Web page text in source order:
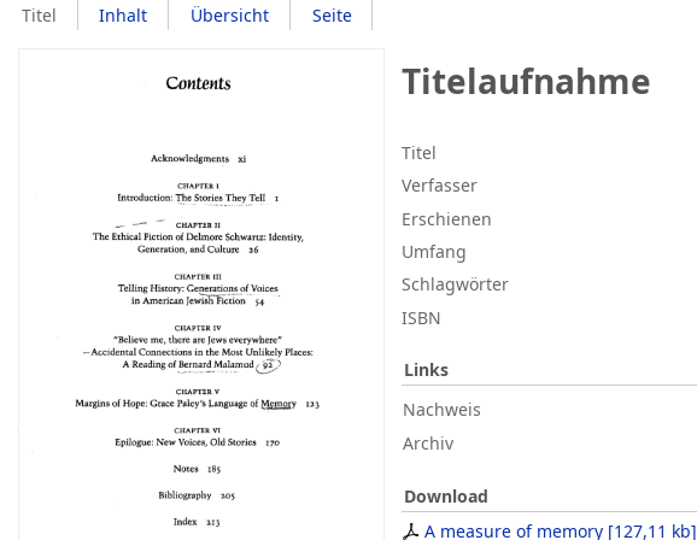
Titel Inhalt Übersicht Seite
Titelaufnahme
Titel
Verfasser
Erschienen
Umfang
Schlagwörter
ISBN
Links
Nachweis
Archiv
Download
A measure of memory [127,11 kb]